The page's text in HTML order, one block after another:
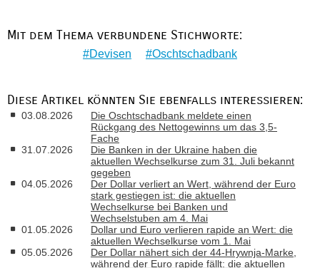
Mit dem Thema verbundene Stichworte:
Devisen Oschtschadbank
Diese Artikel könnten Sie ebenfalls interessieren:
03.08.2026
Die Oschtschadbank meldete einen
Rückgang des Nettogewinns um das 3,5-
Fache
31.07.2026
Die Banken in der Ukraine haben die
aktuellen Wechselkurse zum 31. Juli bekannt
gegeben
04.05.2026
Der Dollar verliert an Wert, während der Euro
stark gestiegen ist: die aktuellen
Wechselkurse bei Banken und
Wechselstuben am 4. Mai
01.05.2026
Dollar und Euro verlieren rapide an Wert: die
aktuellen Wechselkurse vom 1. Mai
05.05.2026
Der Dollar nähert sich der 44-Hrywnja-Marke,
während der Euro rapide fällt: die aktuellen